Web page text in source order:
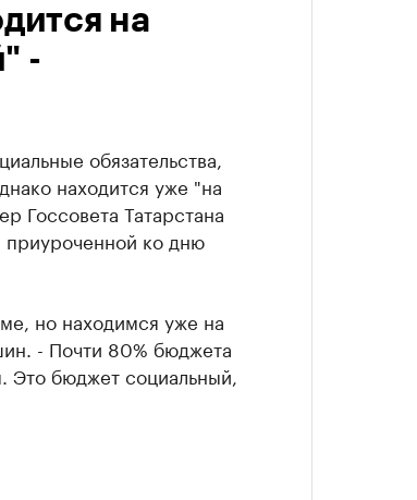
на
-
обязательства,
находится уже "на
Госсовета Татарстана
ко дню
но находимся уже на
- Почти 80% бюджета
Это бюджет социальный,